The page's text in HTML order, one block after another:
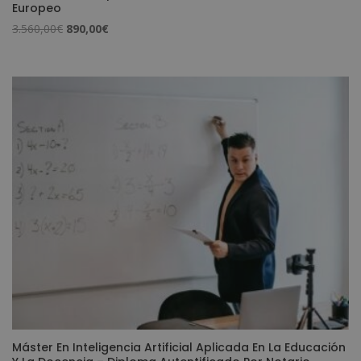
Europeo
3.560,00€ El
890,00€
Máster En Inteligencia Artificial Aplicada En La Educación